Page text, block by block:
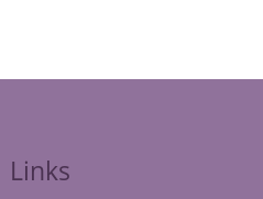
Links